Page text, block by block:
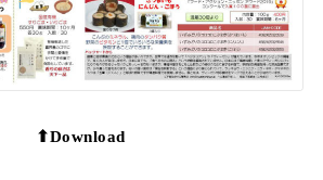
⬆︎Download